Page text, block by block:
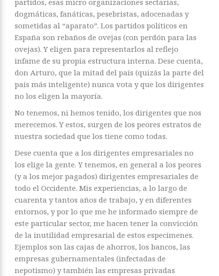
dogmáticas, fanáticas, pesebristas, adocenadas y
sometidas al “aparato”. Los partidos políticos en
España son rebaños de ovejas (con perdón para las
ovejas). Y eligen para representarlos al reflejo
infame de su propia estructura interna. Dese cuenta,
don Arturo, que la mitad del país (quizás la parte del
país más inteligente) nunca vota y que los dirigentes
no los eligen la mayoría.
No tenemos, ni hemos tenido, los dirigentes que nos
merecemos. Y estos, surgen de los peores estratos de
nuestra sociedad que los tiene como todas.
Dese cuenta que a los dirigentes empresariales no
los elige la gente. Y tenemos, en general a los peores
(y a los mejor pagados) dirigentes empresariales de
todo el Occidente. Mis experiencias, a lo largo de
cuarenta y tantos años de trabajo, y en diferentes
entornos, y por lo que me he informado siempre de
este particular sector, me hacen tener la convicción
de la inutilidad empresarial de estos especímenes.
Ejemplos son las cajas de ahorros, los bancos, las
empresas gubernamentales (infectadas de
nepotismo) y también las empresas privadas